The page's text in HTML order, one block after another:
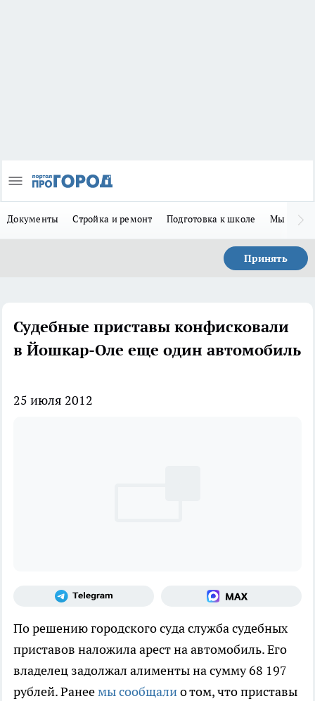
Документы Стройка и ремонт Подготовка к школе Мы в MAX
Принять
Судебные приставы конфисковали
в Йошкар-Оле еще один автомобиль
25 июля 2012
По решению городского суда служба судебных
приставов наложила арест на автомобиль. Его
владелец задолжал алименты на сумму 68 197
рублей. Ранеемы сообщалио том, что приставы